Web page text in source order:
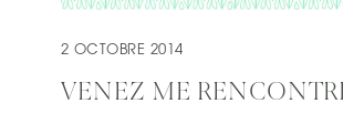
2 OCTOBRE 2014
VENEZ ME